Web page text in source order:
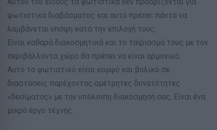
φωτιστικά διαβάσματος και αυτό πρέπει πάντα να
λαμβάνεται υπόψη κατά την επιλογή τους.
Είναι καθαρά διακοσμητικά και το ταίριασμά τους με τον
περιβάλλοντα χώρο θα πρέπει να είναι αρμονικό.
Αυτό το φωτιστικό είναι κομψό και βολικό σε
διαστάσεις παρέχοντας αμέτρητες δυνατότητες
«δεσίματος» με την υπόλοιπη διακόσμησή σας. Είναι ένα
μικρό έργο τέχνης.